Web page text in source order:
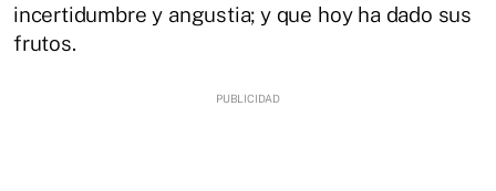
incertidumbre y angustia; y que hoy ha dado sus
frutos.